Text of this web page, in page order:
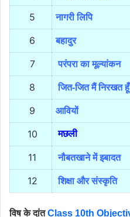
5 नागरी लिपि
6 बहादुर
7 परंपरा का मूल्यांकन
8 जित-जित मैं निरखत हूँ
9 आवियों
10 मछली
11 नौबतखाने में इबादत
12 शिक्षा और संस्कृति
विष के दांतClass 10th